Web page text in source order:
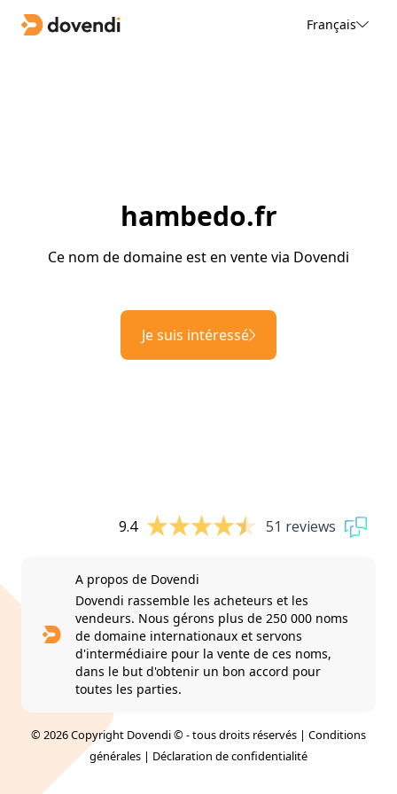
Français
hambedo.fr
Ce nom de domaine est en vente via Dovendi
Je suis intéressé
9.4 51 reviews
A propos de Dovendi
Dovendi rassemble les acheteurs et les
vendeurs. Nous gérons plus de 250 000 noms
de domaine internationaux et servons
d'intermédiaire pour la vente de ces noms,
dans le but d'obtenir un bon accord pour
toutes les parties.
© 2026 Copyright Dovendi © - tous droits réservés | Conditions
générales | Déclaration de confidentialité